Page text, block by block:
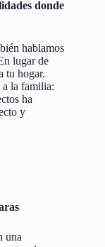
donde
hablamos
lugar de
tu hogar.
a la familia:
ha
y
una